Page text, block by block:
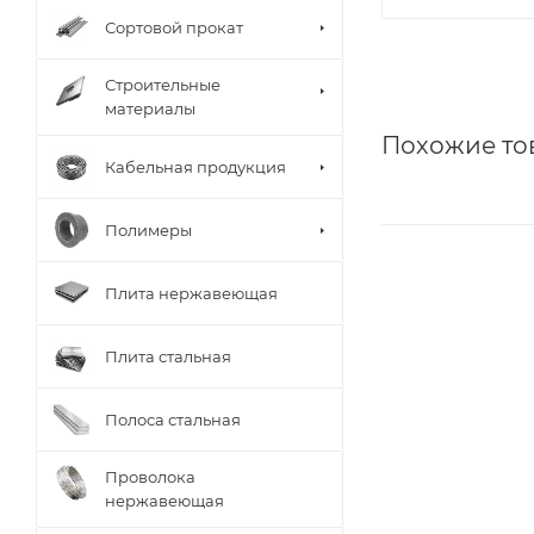
Похожие
Сортовой прокат
Строительные
материалы
Кабельная продукция
Полимеры
Плита нержавеющая
Плита стальная
Полоса стальная
Проволока
нержавеющая